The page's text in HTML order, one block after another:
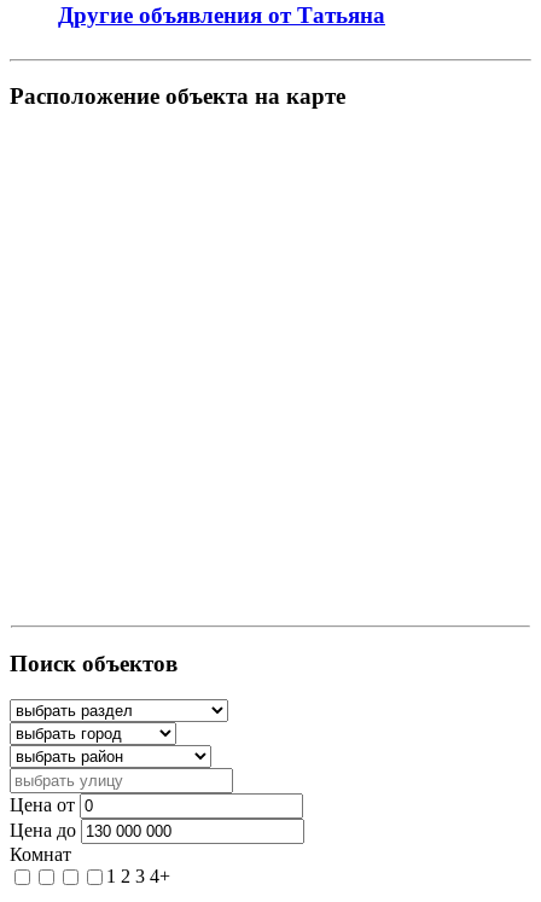
Другие объявления от Татьяна
Pасположение объекта на карте
Поиск объектов
Цена от
Цена до
Комнат
1 2 3 4+